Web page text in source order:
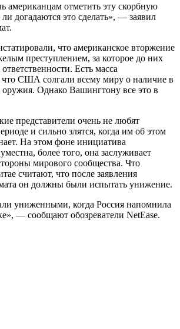
отметить эту скорбную
догадаются это сделать», — заявил
что американское вторжение
преступлением, за которое до них
Есть масса
что США солгали всему миру о наличие в
Однако Вашингтону все это в
представители очень не любят
и сильно злятся, когда им об этом
На этом фоне инициатива
более того, она заслуживает
мирового сообщества. Что
считают, что после заявления
он должны были испытать унижение.
униженными, когда Россия напомнила
— сообщают обозреватели NetEase.